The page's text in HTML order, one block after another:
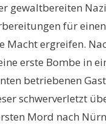
gewaltbereiten
für
Macht ergreifen.
erste Bombe in
betriebenen
schwerverletzt
Mord nach